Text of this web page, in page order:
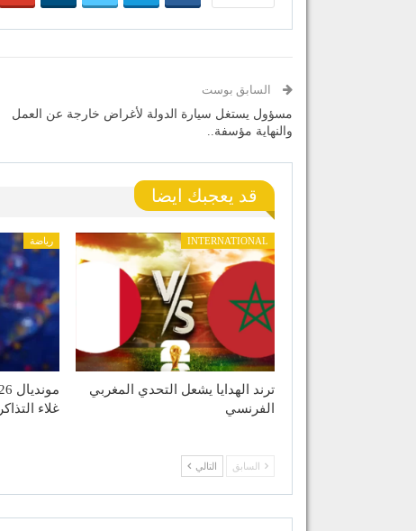
السابق بوست
مسؤول يستغل سيارة الدولة لأغراض خارجة عن العمل
والنهاية مؤسفة..
قد يعجبك ايضا
INTERNATIONAL
ترند الهدايا يشعل التحدي المغربي
الفرنسي
رياضة
غلاء التذاكر
السابق التالي